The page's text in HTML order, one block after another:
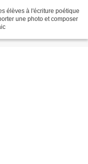
élèves à l'écriture poétique
une photo et composer